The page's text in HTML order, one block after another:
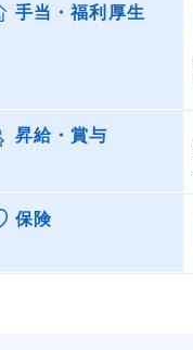
手当・福利厚生
昇給・賞与
保険